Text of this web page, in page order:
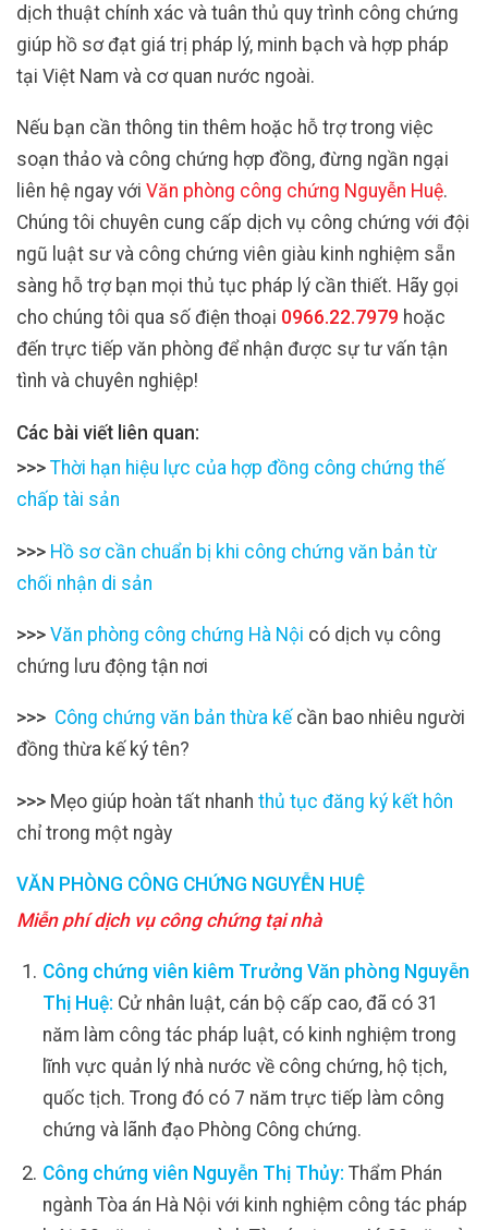
dịch thuật chính xác và tuân thủ quy trình công chứng
giúp hồ sơ đạt giá trị pháp lý, minh bạch và hợp pháp
tại Việt Nam và cơ quan nước ngoài.
Nếu bạn cần thông tin thêm hoặc hỗ trợ trong việc
soạn thảo và công chứng hợp đồng, đừng ngần ngại
liên hệ ngay với Văn phòng công chứng Nguyễn Huệ.
Chúng tôi chuyên cung cấp dịch vụ công chứng với đội
ngũ luật sư và công chứng viên giàu kinh nghiệm sẵn
sàng hỗ trợ bạn mọi thủ tục pháp lý cần thiết. Hãy gọi
cho chúng tôi qua số điện thoại 0966.22.7979 hoặc
đến trực tiếp văn phòng để nhận được sự tư vấn tận
tình và chuyên nghiệp!
Các bài viết liên quan:
>>> Thời hạn hiệu lực của hợp đồng công chứng thế
chấp tài sản
>>> Hồ sơ cần chuẩn bị khi công chứng văn bản từ
chối nhận di sản
>>> Văn phòng công chứng Hà Nội có dịch vụ công
chứng lưu động tận nơi
>>> Công chứng văn bản thừa kế cần bao nhiêu người
đồng thừa kế ký tên?
>>> Mẹo giúp hoàn tất nhanh thủ tục đăng ký kết hôn
chỉ trong một ngày
VĂN PHÒNG CÔNG CHỨNG NGUYỄN HUỆ
Miễn phí dịch vụ công chứng tại nhà
Công chứng viên kiêm Trưởng Văn phòng Nguyễn
Thị Huệ: Cử nhân luật, cán bộ cấp cao, đã có 31
năm làm công tác pháp luật, có kinh nghiệm trong
lĩnh vực quản lý nhà nước về công chứng, hộ tịch,
quốc tịch. Trong đó có 7 năm trực tiếp làm công
chứng và lãnh đạo Phòng Công chứng.
Công chứng viên Nguyễn Thị Thủy: Thẩm Phán
ngành Tòa án Hà Nội với kinh nghiệm công tác pháp